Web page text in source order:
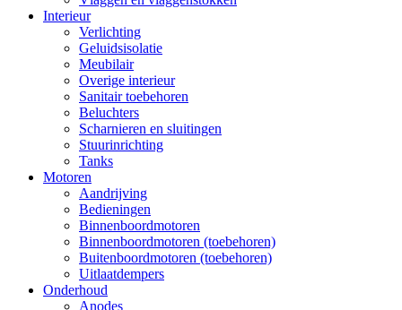
Interieur
Verlichting
Geluidsisolatie
Meubilair
Overige interieur
Sanitair toebehoren
Beluchters
Scharnieren en sluitingen
Stuurinrichting
Tanks
Motoren
Aandrijving
Bedieningen
Binnenboordmotoren
Binnenboordmotoren (toebehoren)
Buitenboordmotoren (toebehoren)
Uitlaatdempers
Onderhoud
Anodes